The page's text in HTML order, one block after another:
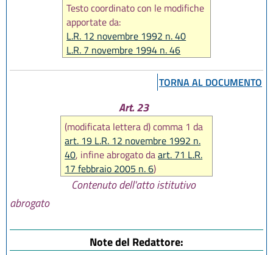
Testo coordinato con le modifiche
apportate da:
L.R. 12 novembre 1992 n. 40
L.R. 7 novembre 1994 n. 46
L.R. 13 novembre 2001 n. 38
L.R. 23 dicembre 2004 n. 27
L.R. 17 febbraio 2005 n. 6
TORNA AL DOCUMENTO
Art. 23
(modificata lettera d) comma 1 da
art. 19 L.R. 12 novembre 1992 n.
40, infine abrogato daart. 71 L.R.
17 febbraio 2005 n. 6)
Contenuto dell'atto istitutivo
abrogato
Note del Redattore: